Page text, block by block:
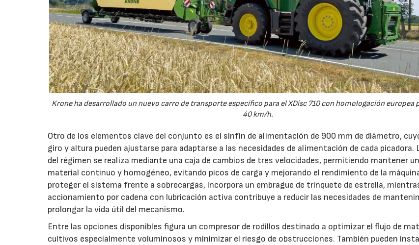
Krone ha desarrollado un nuevo carro de transporte específico para el XDisc 710 con homologación europea
40 km/h.
Otro de los elementos clave del conjunto es el sinfín de alimentación de 900 mm de diámetro,
giro y altura pueden ajustarse para adaptarse a las necesidades de alimentación de cada picadora.
del régimen se realiza mediante una caja de cambios de tres velocidades, permitiendo mantener
material continuo y homogéneo, evitando picos de carga y mejorando el rendimiento de la
proteger el sistema frente a sobrecargas, incorpora un embrague de trinquete de estrella,
accionamiento por cadena con lubricación activa contribuye a reducir las necesidades de
prolongar la vida útil del mecanismo.
Entre las opciones disponibles figura un compresor de rodillos destinado a optimizar el flujo de
cultivos especialmente voluminosos y minimizar el riesgo de obstrucciones. También pueden